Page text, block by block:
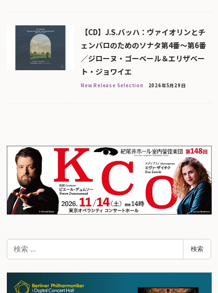
【CD】J.S.バッハ：ヴァイオリンとチ
ェンバロのためのソナタ第4番～第6番
／ジローヌ・ゴーベール＆エリザベー
ト・ジョワイエ
New Release Selection 2026年5月29日
検
検索